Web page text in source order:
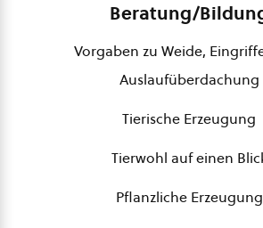
Beratung/
Vorgaben zu Weide,
Auslaufüberdachung
Tierische Erzeugung
Tierwohl auf einen
Pflanzliche Erzeugung